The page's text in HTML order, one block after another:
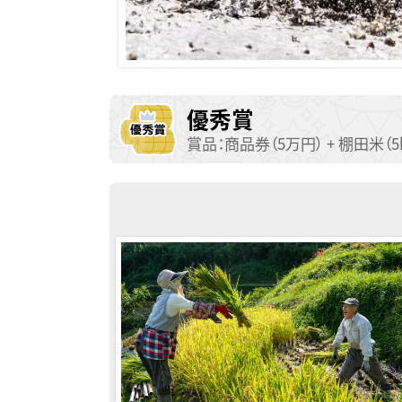
優秀賞
賞品：商品券（5万円） + 棚田米（